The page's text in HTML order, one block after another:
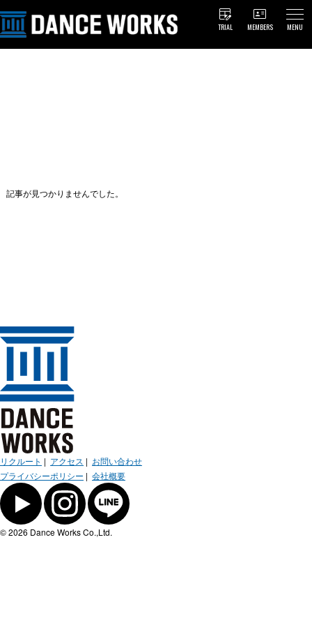
TRIAL MEMBERS MENU
記事が見つかりませんでした。
リクルート | アクセス | お問い合わせ
プライバシーポリシー | 会社概要
© 2026 Dance Works Co.,Ltd.